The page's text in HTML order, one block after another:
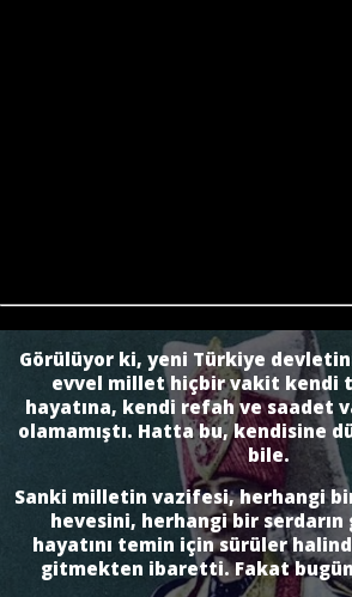
Görülüyor ki, yeni Türkiye
evvel millet hiçbir vakit kendi
hayatına, kendi refah ve saadet
olamamıştı. Hatta bu, kendisine
bile.
Sanki milletin vazifesi, herhangi bir
hevesini, herhangi bir serdarın
hayatı­nı temin için sürüler
gitmekten ibaretti. Fakat